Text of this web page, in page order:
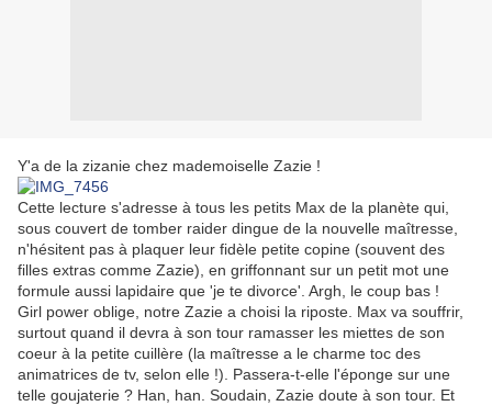
Y'a de la zizanie chez mademoiselle Zazie !
Cette lecture s'adresse à tous les petits Max de la planète qui,
sous couvert de tomber raider dingue de la nouvelle maîtresse,
n'hésitent pas à plaquer leur fidèle petite copine (souvent des
filles extras comme Zazie), en griffonnant sur un petit mot une
formule aussi lapidaire que 'je te divorce'. Argh, le coup bas !
Girl power oblige, notre Zazie a choisi la riposte. Max va souffrir,
surtout quand il devra à son tour ramasser les miettes de son
coeur à la petite cuillère (la maîtresse a le charme toc des
animatrices de tv, selon elle !). Passera-t-elle l'éponge sur une
telle goujaterie ? Han, han. Soudain, Zazie doute à son tour. Et